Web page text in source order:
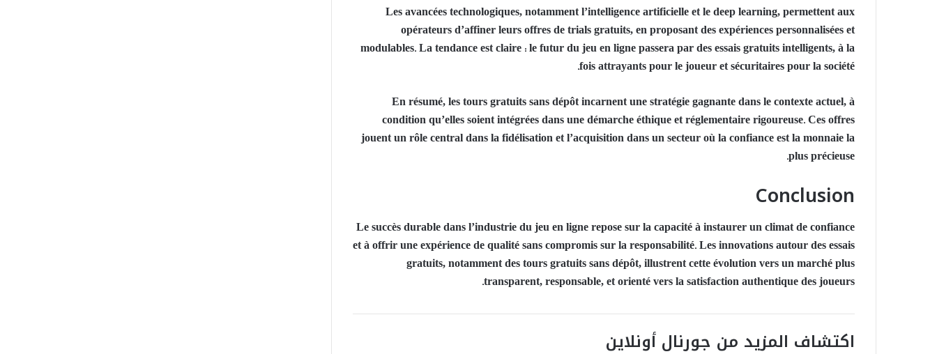
Les avancées technologiques, notamment l’intelligence artificielle et le deep learning, permettent aux
opérateurs d’affiner leurs offres de trials gratuits, en proposant des expériences personnalisées et
modulables. La tendance est claire : le futur du jeu en ligne passera par des essais gratuits intelligents, à la
fois attrayants pour le joueur et sécuritaires pour la société.
En résumé, les tours gratuits sans dépôtincarnent une stratégie gagnante dans le contexte actuel, à
condition qu’elles soient intégrées dans une démarche éthique et réglementaire rigoureuse. Ces offres
jouent un rôle central dans la fidélisation et l’acquisition dans un secteur où la confiance est la monnaie la
plus précieuse.
Conclusion
Le succès durable dans l’industrie du jeu en ligne repose sur la capacité à instaurer un climat de confiance
et à offrir une expérience de qualité sans compromis sur la responsabilité. Les innovations autour des essais
gratuits, notamment des tours gratuits sans dépôt, illustrent cette évolution vers un marché plus
transparent, responsable, et orienté vers la satisfaction authentique des joueurs.
اكتشاف المزيد من جورنال أونلاين